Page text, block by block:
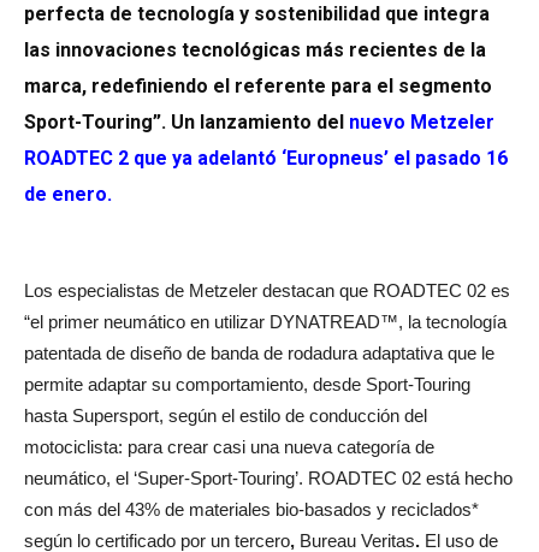
perfecta de tecnología y sostenibilidad que integra
las innovaciones tecnológicas más recientes de la
marca, redefiniendo el referente para el segmento
Sport-Touring”. Un lanzamiento del nuevo Metzeler
ROADTEC 2 que ya adelantó ‘Europneus’ el pasado 16
de enero.
Los especialistas de Metzeler destacan que ROADTEC 02 es
“el primer neumático en utilizar DYNATREAD™, la tecnología
patentada de diseño de banda de rodadura adaptativa que le
permite adaptar su comportamiento, desde Sport-Touring
hasta Supersport, según el estilo de conducción del
motociclista: para crear casi una nueva categoría de
neumático, el ‘Super-Sport-Touring’. ROADTEC 02 está hecho
con más del 43% de materiales bio-basados y reciclados*
según lo certificado por un tercero, Bureau Veritas. El uso de